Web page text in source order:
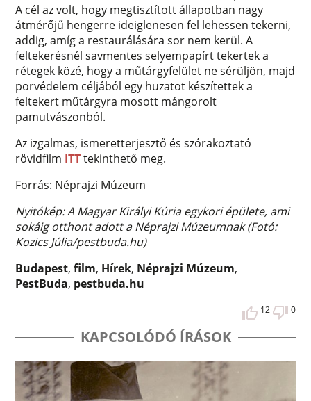
A cél az volt, hogy megtisztított állapotban nagy
átmérőjű hengerre ideiglenesen fel lehessen tekerni,
addig, amíg a restaurálására sor nem kerül. A
feltekerésnél savmentes selyempapírt tekertek a
rétegek közé, hogy a műtárgyfelület ne sérüljön, majd
porvédelem céljából egy huzatot készítettek a
feltekert műtárgyra mosott mángorolt
pamutvászonból.
Az izgalmas, ismeretterjesztő és szórakoztató
rövidfilm ITTtekinthető meg.
Forrás: Néprajzi Múzeum
Nyitókép: A Magyar Királyi Kúria egykori épülete, ami
sokáig otthont adott a Néprajzi Múzeumnak (Fotó:
Kozics Júlia/pestbuda.hu)
Budapest,film, Hírek, Néprajzi Múzeum,
PestBuda, pestbuda.hu
12 0
KAPCSOLÓDÓ ÍRÁSOK